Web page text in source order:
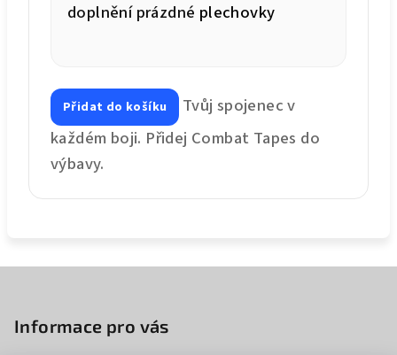
doplnění prázdné plechovky
Přidat do košíku
Tvůj spojenec v
každém boji. Přidej Combat Tapes do
výbavy.
Informace pro vás